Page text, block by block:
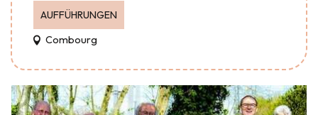
AUFFÜHRUNGEN
Combourg